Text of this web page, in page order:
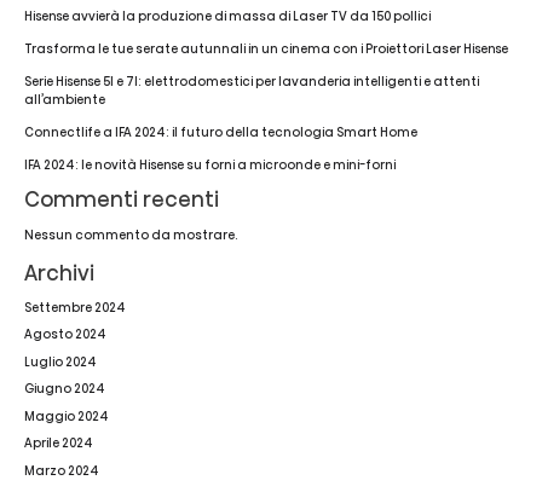
come
trascorrere
al
meglio
la
serata
di
Hisense
Hisense avvierà la produzione di massa di Laser TV da 150 pollici
Trasforma le tue serate autunnali in un cinema con i Proiettori Laser Hisense
Serie Hisense 5I e 7I: elettrodomestici per lavanderia intelligenti e attenti
all’ambiente
Connectlife a IFA 2024: il futuro della tecnologia Smart Home
IFA 2024: le novità Hisense su forni a microonde e mini-forni
Commenti recenti
Nessun commento da mostrare.
Archivi
Settembre 2024
Agosto 2024
Luglio 2024
Giugno 2024
Maggio 2024
Aprile 2024
Marzo 2024